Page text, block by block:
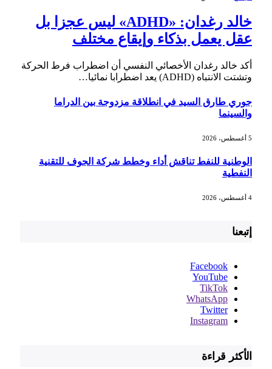
خالد رغدان: «ADHD» ليس عجزا بل
عقل يعمل بذكاء وإيقاع مختلف
أكد خالد رغدان الأخصائي النفسي أن اضطراب فرط الحركة
وتشتت الانتباه (ADHD) يعد اضطرابا نمائيا…
جوري طارق السيد في انطلاقة مزدوجة بين الدراما
والسينما
الوطنية للنفط تناقش أداء وخطط شركة الجوف للتقنية
النفطية
إتبعنا
Facebook
YouTube
TikTok
WhatsApp
Twitter
Instagram
الأكثر قراءة